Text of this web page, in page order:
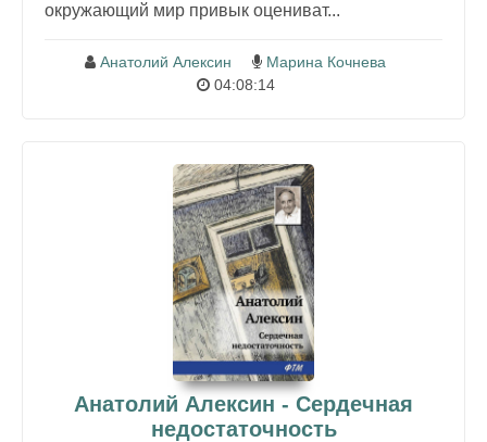
окружающий мир привык оцениват...
Анатолий Алексин
Марина Кочнева
04:08:14
Анатолий Алексин - Сердечная
недостаточность